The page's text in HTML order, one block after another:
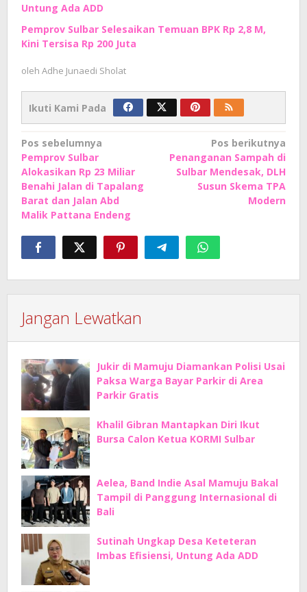
Untung Ada ADD
Pemprov Sulbar Selesaikan Temuan BPK Rp 2,8 M,
Kini Tersisa Rp 200 Juta
oleh Adhe Junaedi Sholat
Ikuti Kami Pada
Navigasi
pos
Pos sebelumnya
Pemprov Sulbar
Alokasikan Rp 23 Miliar
Benahi Jalan di Tapalang
Barat dan Jalan Abd
Malik Pattana Endeng
Pos berikutnya
Penanganan Sampah di
Sulbar Mendesak, DLH
Susun Skema TPA
Modern
Jangan Lewatkan
Jukir di Mamuju Diamankan Polisi Usai
Paksa Warga Bayar Parkir di Area
Parkir Gratis
Khalil Gibran Mantapkan Diri Ikut
Bursa Calon Ketua KORMI Sulbar
Aelea, Band Indie Asal Mamuju Bakal
Tampil di Panggung Internasional di
Bali
Sutinah Ungkap Desa Keteteran
Imbas Efisiensi, Untung Ada ADD